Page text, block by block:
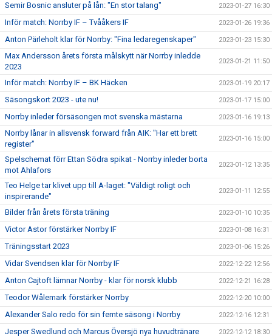
Semir Bosnic ansluter på lån: "En stor talang" 2023-01-27 16:30
Inför match: Norrby IF – Tvååkers IF 2023-01-26 19:36
Anton Pärleholt klar för Norrby: "Fina ledaregenskaper" 2023-01-23 15:30
Max Andersson årets första målskytt när Norrby inledde
2023
2023-01-21 11:50
Inför match: Norrby IF – BK Häcken 2023-01-19 20:17
Säsongskort 2023 - ute nu! 2023-01-17 15:00
Norrby inleder försäsongen mot svenska mästarna 2023-01-16 19:13
Norrby lånar in allsvensk forward från AIK: "Har ett brett
register"
2023-01-16 15:00
Spelschemat förr Ettan Södra spikat - Norrby inleder borta
mot Ahlafors
2023-01-12 13:35
Teo Helge tar klivet upp till A-laget: "Väldigt roligt och
inspirerande"
2023-01-11 12:55
Bilder från årets första träning 2023-01-10 10:35
Victor Astor förstärker Norrby IF 2023-01-08 16:31
Träningsstart 2023 2023-01-06 15:26
Vidar Svendsen klar för Norrby IF 2022-12-22 12:56
Anton Cajtoft lämnar Norrby - klar för norsk klubb 2022-12-21 16:28
Teodor Wålemark förstärker Norrby 2022-12-20 10:00
Alexander Salo redo för sin femte säsong i Norrby 2022-12-16 12:31
Jesper Swedlund och Marcus Översjö nya huvudtränare 2022-12-12 18:30